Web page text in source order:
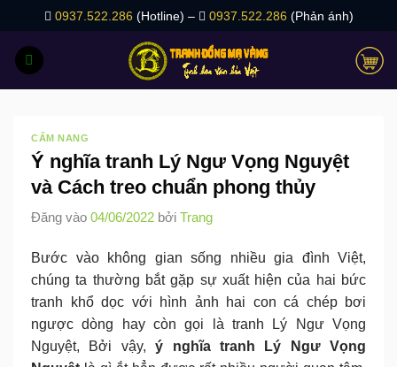
nội
dung
0937.522.286 (Hotline) – 0937.522.286 (Phản ánh)
CẨM NANG
Ý nghĩa tranh Lý Ngư Vọng Nguyệt
và Cách treo chuẩn phong thủy
Đăng vào 04/06/2022 bởi Trang
Bước vào không gian sống nhiều gia đình Việt,
chúng ta thường bắt gặp sự xuất hiện của hai bức
tranh khổ dọc với hình ảnh hai con cá chép bơi
ngược dòng hay còn gọi là tranh Lý Ngư Vọng
Nguyệt, Bởi vậy,ý nghĩa tranh Lý Ngư Vọng